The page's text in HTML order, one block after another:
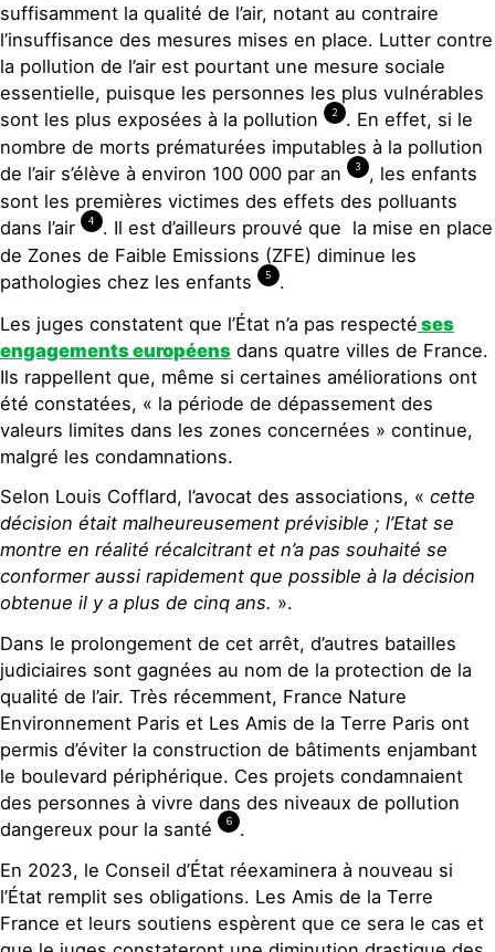
suffisamment la qualité de l’air, notant au contraire
l’insuffisance des mesures mises en place. Lutter contre
la pollution de l’air est pourtant une mesure sociale
essentielle, puisque les personnes les plus vulnérables
sont les plus exposées à la pollution
2
. En effet, si le
nombre de morts prématurées imputables à la pollution
de l’air s’élève à environ 100 000 par an
3
, les enfants
sont les premières victimes des effets des polluants
dans l’air
4
. Il est d’ailleurs prouvé que la mise en place
de Zones de Faible Emissions (ZFE) diminue les
pathologies chez les enfants
5
.
Les juges constatent que l’État n’a pas respecté ses
engagements européens dans quatre villes de France.
Ils rappellent que, même si certaines améliorations ont
été constatées, « la période de dépassement des
valeurs limites dans les zones concernées » continue,
malgré les condamnations.
Selon Louis Cofflard, l’avocat des associations, « cette
décision était malheureusement prévisible ; l’Etat se
montre en réalité récalcitrant et n’a pas souhaité se
conformer aussi rapidement que possible à la décision
obtenue il y a plus de cinq ans. ».
Dans le prolongement de cet arrêt, d’autres batailles
judiciaires sont gagnées au nom de la protection de la
qualité de l’air. Très récemment, France Nature
Environnement Paris et Les Amis de la Terre Paris ont
permis d’éviter la construction de bâtiments enjambant
le boulevard périphérique. Ces projets condamnaient
des personnes à vivre dans des niveaux de pollution
dangereux pour la santé
6
.
En 2023, le Conseil d’État réexaminera à nouveau si
l’État remplit ses obligations. Les Amis de la Terre
France et leurs soutiens espèrent que ce sera le cas et